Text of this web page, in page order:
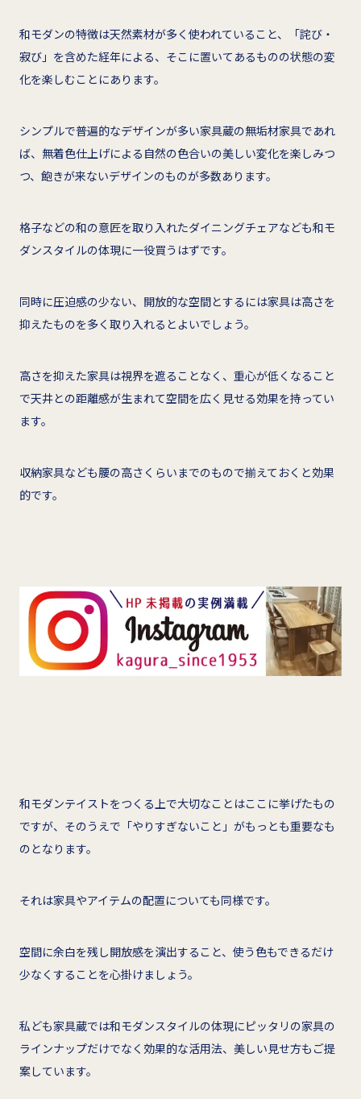
和モダンの特徴は天然素材が多く使われていること、「詫び・
寂び」を含めた経年による、そこに置いてあるものの状態の変
化を楽しむことにあります。
シンプルで普遍的なデザインが多い家具蔵の無垢材家具であれ
ば、無着色仕上げによる自然の色合いの美しい変化を楽しみつ
つ、飽きが来ないデザインのものが多数あります。
格子などの和の意匠を取り入れたダイニングチェアなども和モ
ダンスタイルの体現に一役買うはずです。
同時に圧迫感の少ない、開放的な空間とするには家具は高さを
抑えたものを多く取り入れるとよいでしょう。
高さを抑えた家具は視界を遮ることなく、重心が低くなること
で天井との距離感が生まれて空間を広く見せる効果を持ってい
ます。
収納家具なども腰の高さくらいまでのもので揃えておくと効果
的です。
和モダンテイストをつくる上で大切なことはここに挙げたもの
ですが、そのうえで「やりすぎないこと」がもっとも重要なも
のとなります。
それは家具やアイテムの配置についても同様です。
空間に余白を残し開放感を演出すること、使う色もできるだけ
少なくすることを心掛けましょう。
私ども家具蔵では和モダンスタイルの体現にピッタリの家具の
ラインナップだけでなく効果的な活用法、美しい見せ方もご提
案しています。